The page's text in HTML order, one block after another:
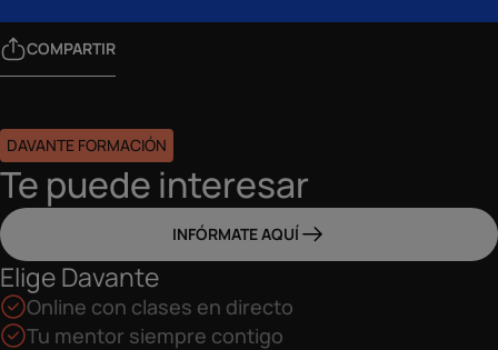
COMPARTIR
DAVANTE FORMACIÓN
Te puede interesar
INFÓRMATE AQUÍ
Elige Davante
Online con clases en directo
Tu mentor siempre contigo